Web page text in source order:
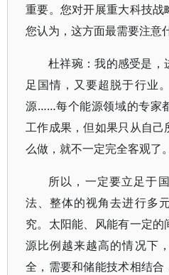
重要。您对开展重大科技战
您认为，这方面最需要注意
杜祥琬：我的感受是，
足国情，又要超脱于行业
源……每个能源领域的专家
工作成果，但如果只从自
么做，就不一定完全客观了。
所以，一定要立足于
法、整体的视角去进行多
究。太阳能、风能有一定
源比例越来越高的情况下
全，需要和储能技术相结